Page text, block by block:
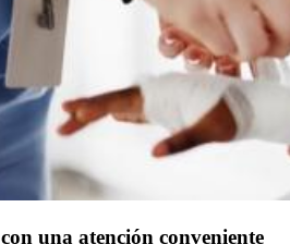
una atención conveniente